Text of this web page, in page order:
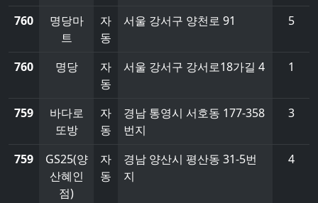
760
명당마
트
자
동
서울 강서구 양천로 91 5
760 명당
자
동
서울 강서구 강서로18가길 4 1
759
바다로
또방
자
동
경남 통영시 서호동 177-358
번지
3
759
GS25(양
산혜인
점)
자
동
경남 양산시 평산동 31-5번
지
4